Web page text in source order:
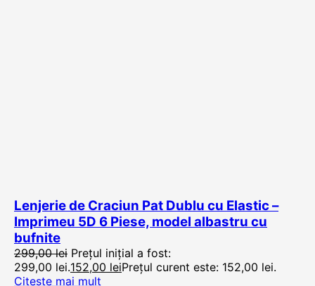
Lenjerie de Craciun Pat Dublu cu Elastic –
Imprimeu 5D 6 Piese, model albastru cu
bufnite
299,00lei Prețul inițial a fost:
299,00 lei.152,00 leiPrețul curent este: 152,00 lei.
Citește mai mult